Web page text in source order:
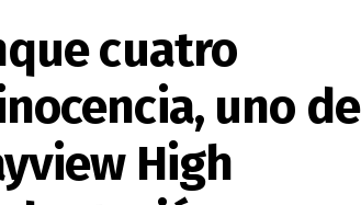
cuatro
uno de
High